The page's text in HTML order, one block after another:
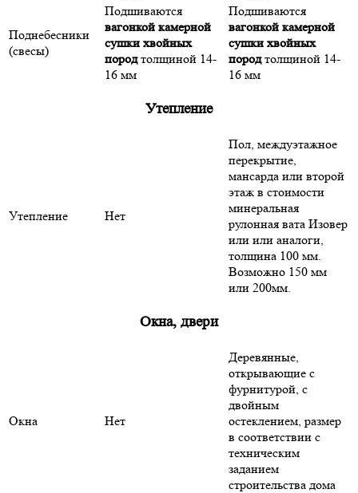
Поднебесники
(свесы)
Подшиваются
вагонкой камерной
сушки хвойных
породтолщиной 14-
16 мм
Подшиваются
вагонкой камерной
сушки хвойных
породтолщиной 14-
16 мм
Утепление
Утепление Нет
Пол, междуэтажное
перекрытие,
мансарда или второй
этаж в стоимости
минеральная
рулонная вата Изовер
или или аналоги,
толщина 100 мм.
Возможно 150 мм
или 200мм.
Окна, двери
Окна Нет
Деревянные,
открывающие с
фурнитурой, с
двойным
остеклением, размер
в соответствии с
техническим
заданием
строительства дома